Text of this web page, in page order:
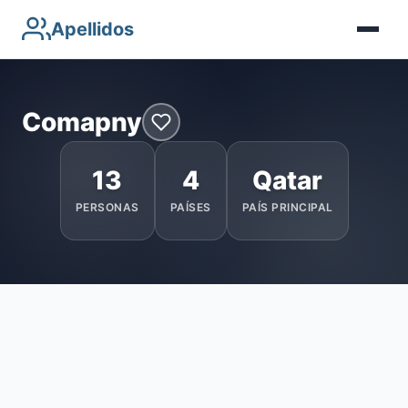
Apellidos
Comapny
13
PERSONAS
4
PAÍSES
Qatar
PAÍS PRINCIPAL